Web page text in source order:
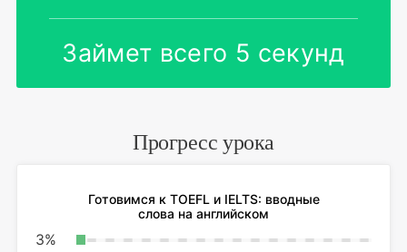
Займет всего 5 секунд
Прогресс урока
Готовимся к TOEFL и IELTS: вводные
слова на английском
3%